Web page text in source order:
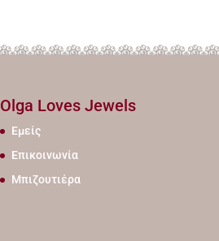
Olga Loves Jewels
Εμείς
Επικοινωνία
Μπιζουτιέρα